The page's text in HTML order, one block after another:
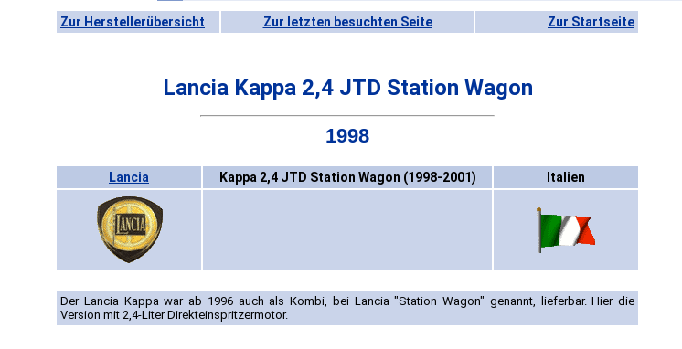
Zur Herstellerübersicht Zur letzten besuchten Seite Zur Startseite
Lancia Kappa 2,4 JTD Station Wagon
1998
Lancia Kappa 2,4 JTD Station Wagon (1998-2001) Italien
Der Lancia Kappa war ab 1996 auch als Kombi, bei Lancia "Station Wagon" genannt, lieferbar. Hier die
Version mit 2,4-Liter Direkteinspritzermotor.